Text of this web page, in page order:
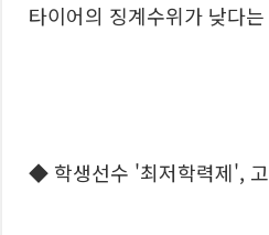
타이어의 징계수위가 낮다
◆ 학생선수 '최저학력제',